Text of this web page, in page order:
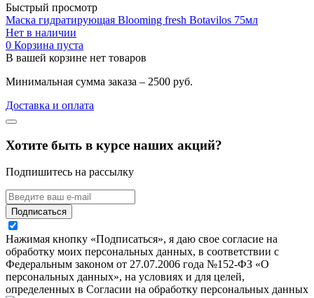
Быстрый просмотр
Маска гидратирующая Blooming fresh Botavilos 75мл
Нет в наличии
0 Корзина пуста
В вашей корзине нет товаров
Минимальная сумма заказа – 2500 руб.
Доставка и оплата
Хотите быть в курсе наших акций?
Подпишитесь на рассылку
Подписаться
Нажимая кнопку «Подписаться», я даю свое согласие на
обработку моих персональных данных, в соответствии с
Федеральным законом от 27.07.2006 года №152-ФЗ «О
персональных данных», на условиях и для целей,
определенных в Согласии на обработку персональных данных